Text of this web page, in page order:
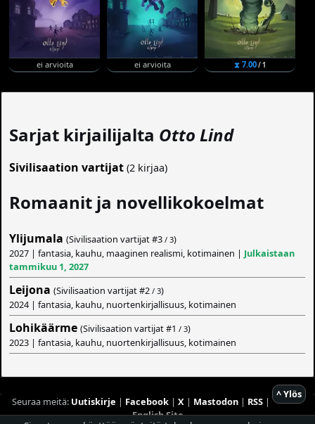
ei arvioita ei arvioita ⧗ 7.00/ 1
Sarjat kirjailijalta Otto Lind
Sivilisaation vartijat (2 kirjaa)
Romaanit ja novellikokoelmat
Ylijumala (Sivilisaation vartijat #3 / 3)
2027 | fantasia, kauhu, maaginen realismi, kotimainen | Julkaistaan
tammikuu 1, 2027
Leijona (Sivilisaation vartijat #2 / 3)
2024 | fantasia, kauhu, nuortenkirjallisuus, kotimainen
Lohikäärme (Sivilisaation vartijat #1 / 3)
2023 | fantasia, kauhu, nuortenkirjallisuus, kotimainen
^ Ylös
Seuraa meitä: Uutiskirje | Facebook| X| Mastodon| RSS|
English Site